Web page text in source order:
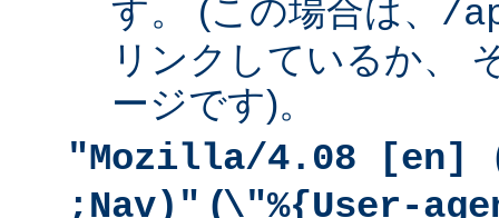
す。 (この場合は、 /
リンクしているか、
ージです)。
"Mozilla/4.08 [en]
;Nav)" (\"%{User-